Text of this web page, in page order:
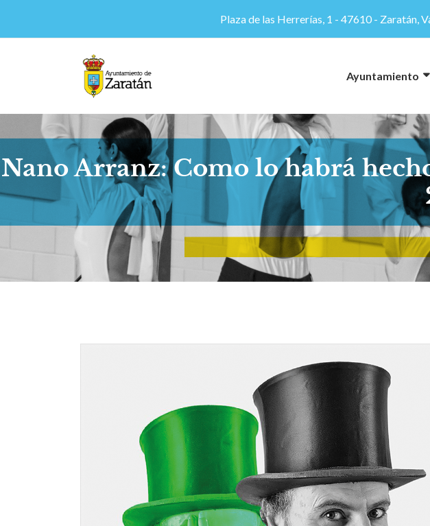
Plaza de las Herrerías, 1 - 47610 - Zaratán,
Ayuntamiento
Nano Arranz: Como lo habrá